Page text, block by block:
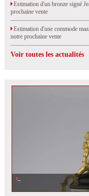
Estimation d'un bronze signé
prochaine vente
Estimation d'une commode
notre prochaine vente
Voir toutes les actualités